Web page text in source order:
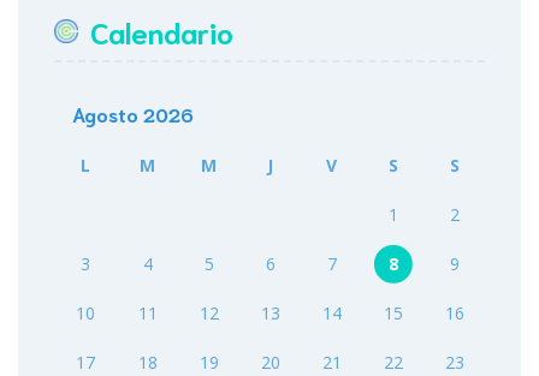
Calendario
Agosto 2026
L M M J V S S
1 2
3 4 5 6 7 8 9
10 11 12 13 14 15 16
17 18 19 20 21 22 23